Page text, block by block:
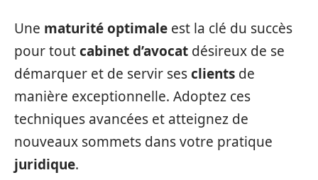
Une maturité optimale est la clé du succès
pour toutcabinet d’avocat désireux de se
démarquer et de servir sesclients de
manière exceptionnelle. Adoptez ces
techniques avancées et atteignez de
nouveaux sommets dans votre pratique
juridique.